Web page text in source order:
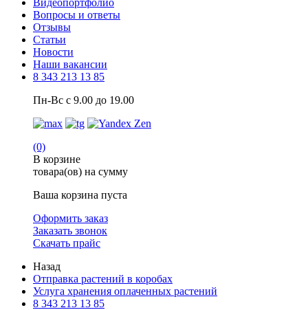
Видеопортфолио
Вопросы и ответы
Отзывы
Статьи
Новости
Наши вакансии
8 343 213 13 85
Пн-Вс с 9.00 до 19.00
(0)
В корзине
товара(ов) на сумму
Ваша корзина пуста
Оформить заказ
Заказать звонок
Скачать прайс
Назад
Отправка растений в коробах
Услуга хранения оплаченных растений
8 343 213 13 85